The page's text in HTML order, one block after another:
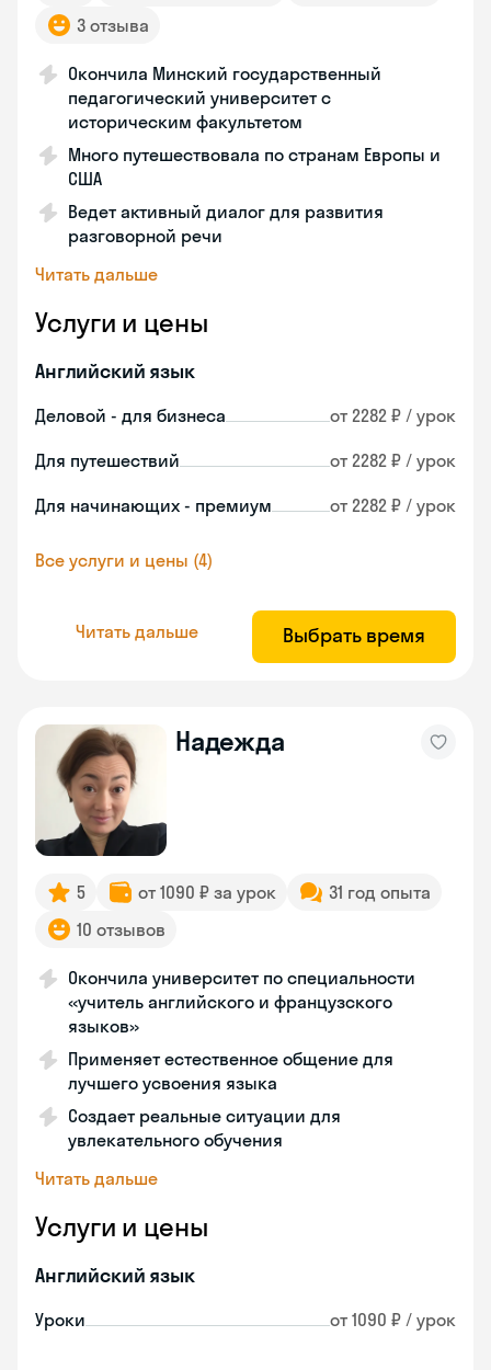
3 отзыва
Окончила Минский государственный
педагогический университет с
историческим факультетом
Много путешествовала по странам Европы и
США
Ведет активный диалог для развития
разговорной речи
Читать дальше
Услуги и цены
Английский язык
Деловой - для бизнеса от 2282 ₽ / урок
Для путешествий от 2282 ₽ / урок
Для начинающих - премиум от 2282 ₽ / урок
Все услуги и цены (4)
Читать дальше Выбрать время
Надежда
5 от 1090 ₽ за урок
31 год опыта
10 отзывов
Окончила университет по специальности
«учитель английского и французского
языков»
Применяет естественное общение для
лучшего усвоения языка
Создает реальные ситуации для
увлекательного обучения
Читать дальше
Услуги и цены
Английский язык
Уроки от 1090 ₽ / урок